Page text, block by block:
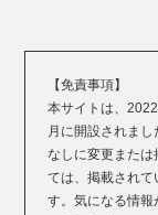
【免責事項】
本サイトは、
月に開設されま
なしに変更また
ては、掲載されて
す。気になる情